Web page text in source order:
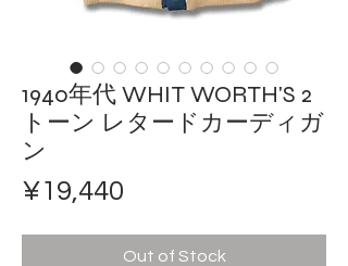
1940年代 WHIT WORTH'S 2
トーン レタードカーディガ
ン
¥19,440
Out of Stock